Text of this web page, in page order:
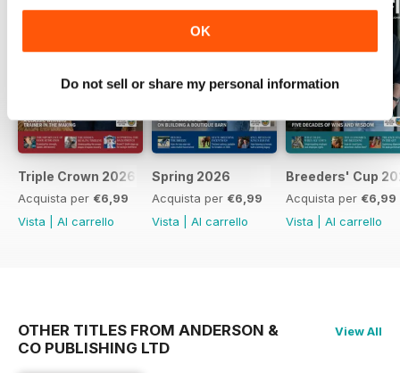
OK
Do not sell or share my personal information
Triple Crown 2026
Acquista per €6,99
Vista
Al carrello
Spring 2026
Acquista per €6,99
Vista
Al carrello
Breeders' Cup
Acquista per €6,99
Vista
Al carrello
OTHER TITLES FROM ANDERSON &
CO PUBLISHING LTD
View All